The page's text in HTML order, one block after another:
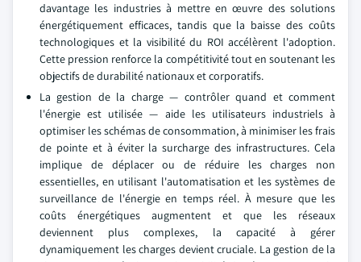
davantage les industries à mettre en œuvre des solutions
énergétiquement efficaces, tandis que la baisse des coûts
technologiques et la visibilité du ROI accélèrent l'adoption.
Cette pression renforce la compétitivité tout en soutenant les
objectifs de durabilité nationaux et corporatifs.
La gestion de la charge — contrôler quand et comment
l'énergie est utilisée — aide les utilisateurs industriels à
optimiser les schémas de consommation, à minimiser les frais
de pointe et à éviter la surcharge des infrastructures. Cela
implique de déplacer ou de réduire les charges non
essentielles, en utilisant l'automatisation et les systèmes de
surveillance de l'énergie en temps réel. À mesure que les
coûts énergétiques augmentent et que les réseaux
deviennent plus complexes, la capacité à gérer
dynamiquement les charges devient cruciale. La gestion de la